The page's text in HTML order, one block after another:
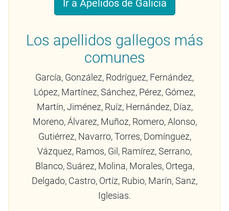
Ir a Apelidos de Galicia
Los apellidos gallegos más
comunes
García, González, Rodríguez, Fernández,
López, Martínez, Sánchez, Pérez, Gómez,
Martín, Jiménez, Ruíz, Hernández, Díaz,
Moreno, Álvarez, Muñoz, Romero, Alonso,
Gutiérrez, Navarro, Torres, Domínguez,
Vázquez, Ramos, Gil, Ramírez, Serrano,
Blanco, Suárez, Molina, Morales, Ortega,
Delgado, Castro, Ortíz, Rubio, Marín, Sanz,
Iglesias.